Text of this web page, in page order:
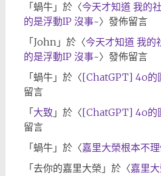
「 蝸牛」於〈今天才知道 我的
的是浮動IP 沒事~〉發佈留言
「 John」於〈今天才知道 我的
的是浮動IP 沒事~〉發佈留言
「 蝸牛」於〈[ChatGPT] 4o的
留言
「 大致 」於〈[ChatGPT] 4o的
留言
「 蝸牛」於〈嘉里大榮根本不
「 去你的嘉里大榮 」於〈嘉里